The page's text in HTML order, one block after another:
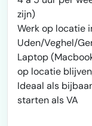
zijn)
Werk op locatie
Uden/Veghel/
Laptop
op locatie
Ideaal als
starten als VA